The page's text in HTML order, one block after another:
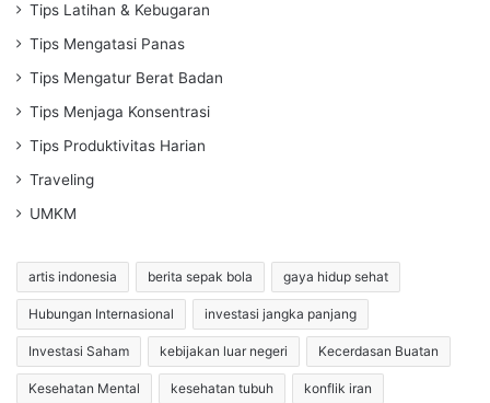
Tips Latihan & Kebugaran
Tips Mengatasi Panas
Tips Mengatur Berat Badan
Tips Menjaga Konsentrasi
Tips Produktivitas Harian
Traveling
UMKM
artis indonesia berita sepak bola gaya hidup sehat
Hubungan Internasional investasi jangka panjang
Investasi Saham kebijakan luar negeri Kecerdasan Buatan
Kesehatan Mental kesehatan tubuh konflik iran